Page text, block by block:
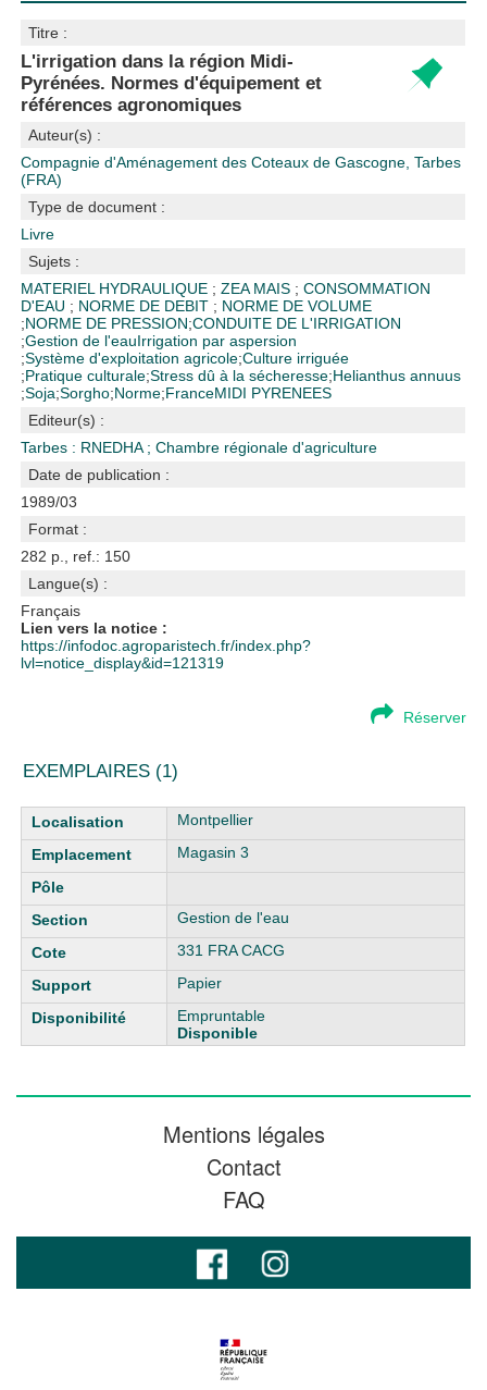
Titre :
L'irrigation dans la région Midi-
Pyrénées. Normes d'équipement et
références agronomiques
Auteur(s) :
Compagnie d'Aménagement des Coteaux de Gascogne, Tarbes
(FRA)
Type de document :
Livre
Sujets :
MATERIEL HYDRAULIQUE ;ZEA MAIS ;CONSOMMATION
D'EAU ; NORME DE DEBIT ; NORME DE VOLUME
;NORME DE PRESSION;CONDUITE DE L'IRRIGATION
;Gestion de l'eauIrrigation par aspersion
;Système d'exploitation agricole;Culture irriguée
;Pratique culturale;Stress dû à la sécheresse;Helianthus annuus
;Soja;Sorgho;Norme;FranceMIDI PYRENEES
Editeur(s) :
Tarbes : RNEDHA ;Chambre régionale d'agriculture
Date de publication :
1989/03
Format :
282 p., ref.: 150
Langue(s) :
Français
Lien vers la notice :
https://infodoc.agroparistech.fr/index.php?
lvl=notice_display&id=121319
Réserver
EXEMPLAIRES (1)
Liste des exemplaires
Montpellier
Magasin 3
Gestion de l'eau
331 FRA CACG
Papier
Empruntable
Disponible
Mentions légales
Contact
FAQ